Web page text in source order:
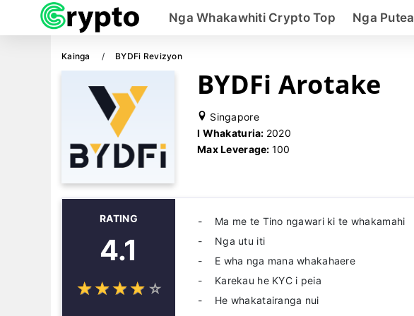
Nga Whakawhiti Crypto Top Nga Putea
Kainga BYDFi Revizyon
BYDFi Arotake
Singapore
I Whakaturia: 2020
Max Leverage: 100
RATING
4.1
☆☆☆☆ ☆
★★★★ ★
Ma me te Tino ngawari ki te whakamahi
Nga utu iti
E wha nga mana whakahaere
Karekau he KYC i peia
He whakatairanga nui